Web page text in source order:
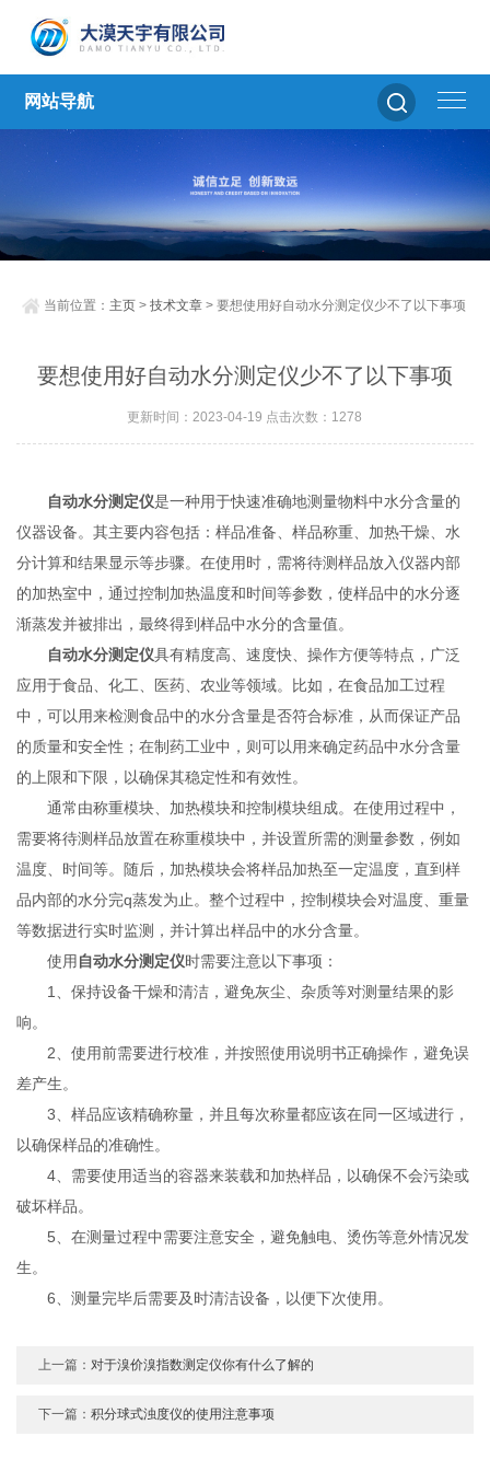
网站导航
当前位置： 主页 >技术文章 > 要想使用好自动水分测定仪少不了以下事项
要想使用好自动水分测定仪少不了以下事项
更新时间：2023-04-19 点击次数：1278
自动水分测定仪是一种用于快速准确地测量物料中水分含量的
仪器设备。其主要内容包括：样品准备、样品称重、加热干燥、水
分计算和结果显示等步骤。在使用时，需将待测样品放入仪器内部
的加热室中，通过控制加热温度和时间等参数，使样品中的水分逐
渐蒸发并被排出，最终得到样品中水分的含量值。
自动水分测定仪具有精度高、速度快、操作方便等特点，广泛
应用于食品、化工、医药、农业等领域。比如，在食品加工过程
中，可以用来检测食品中的水分含量是否符合标准，从而保证产品
的质量和安全性；在制药工业中，则可以用来确定药品中水分含量
的上限和下限，以确保其稳定性和有效性。
通常由称重模块、加热模块和控制模块组成。在使用过程中，
需要将待测样品放置在称重模块中，并设置所需的测量参数，例如
温度、时间等。随后，加热模块会将样品加热至一定温度，直到样
品内部的水分完q蒸发为止。整个过程中，控制模块会对温度、重量
等数据进行实时监测，并计算出样品中的水分含量。
使用 自动水分测定仪时需要注意以下事项：
1、保持设备干燥和清洁，避免灰尘、杂质等对测量结果的影
响。
2、使用前需要进行校准，并按照使用说明书正确操作，避免误
差产生。
3、样品应该精确称量，并且每次称量都应该在同一区域进行，
以确保样品的准确性。
4、需要使用适当的容器来装载和加热样品，以确保不会污染或
破坏样品。
5、在测量过程中需要注意安全，避免触电、烫伤等意外情况发
生。
6、测量完毕后需要及时清洁设备，以便下次使用。
上一篇：对于溴价溴指数测定仪你有什么了解的
下一篇：积分球式浊度仪的使用注意事项